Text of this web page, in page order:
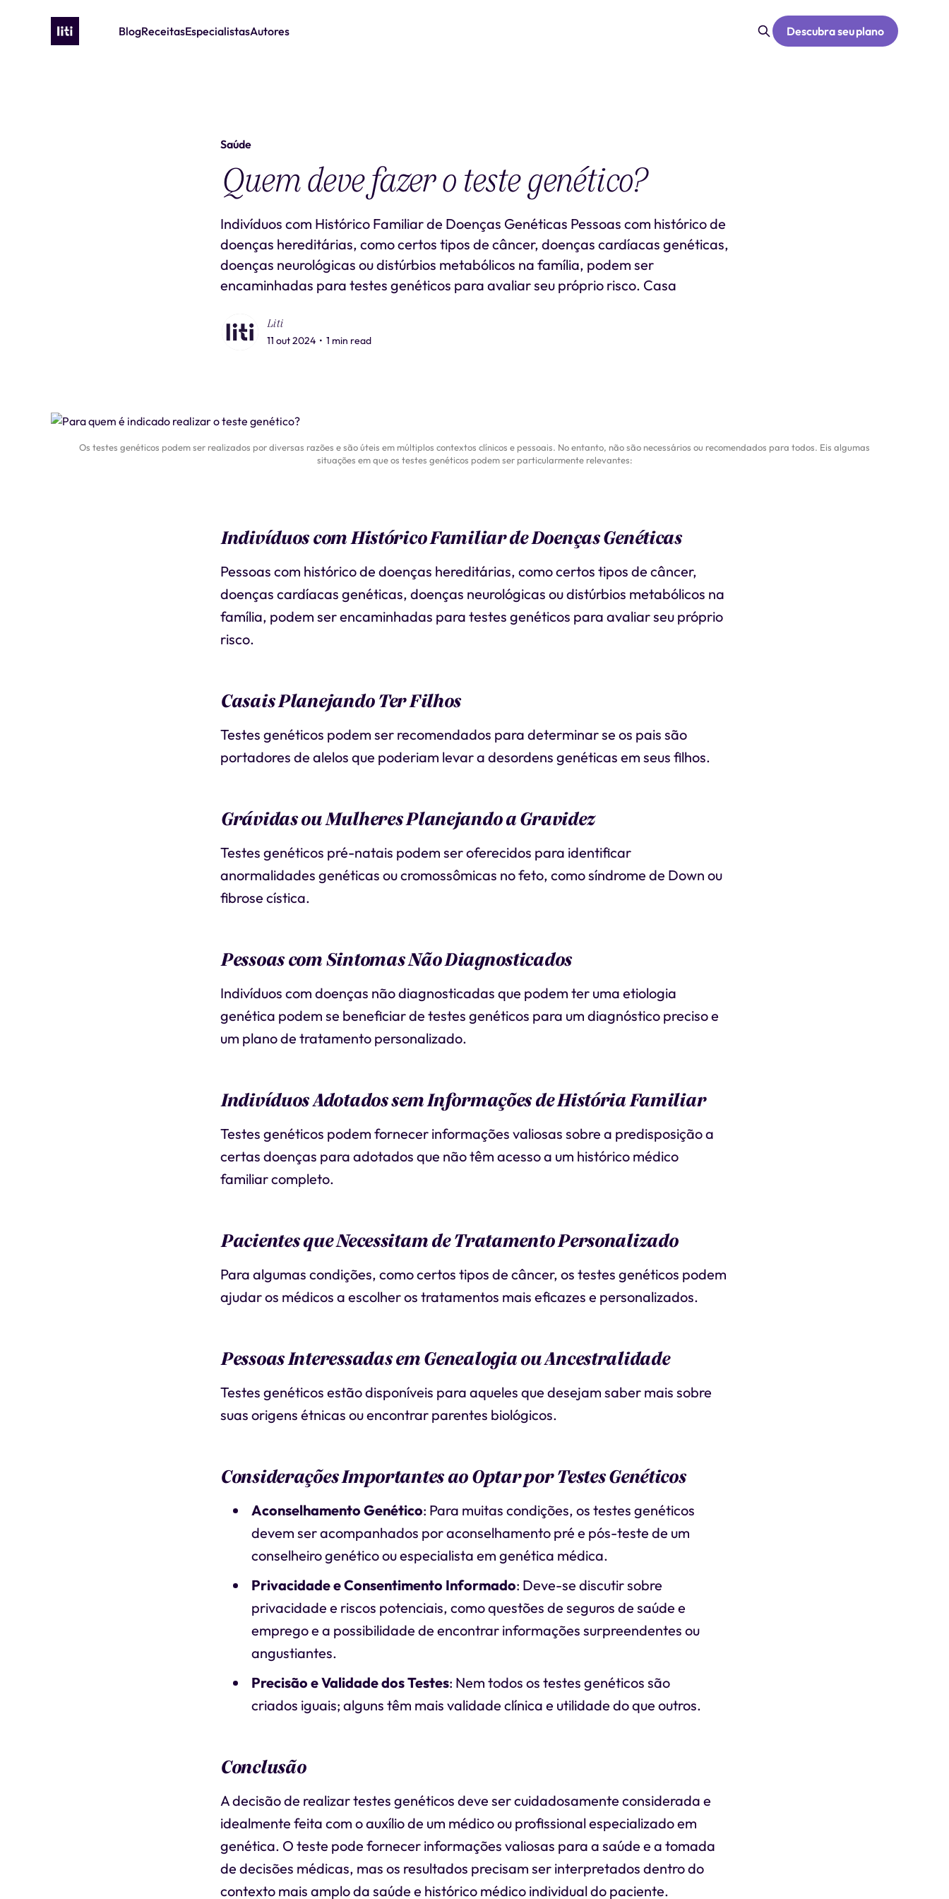
BlogReceitasEspecialistasAutores Descubra seu plano
Saúde
Quem deve fazer o teste genético?
Indivíduos com Histórico Familiar de Doenças Genéticas Pessoas com histórico de
doenças hereditárias, como certos tipos de câncer, doenças cardíacas genéticas,
doenças neurológicas ou distúrbios metabólicos na família, podem ser
encaminhadas para testes genéticos para avaliar seu próprio risco. Casa
Liti
11 out 2024 • 1 min read
Os testes genéticos podem ser realizados por diversas razões e são úteis em múltiplos contextos clínicos e pessoais. No entanto, não são necessários ou recomendados para todos. Eis algumas
situações em que os testes genéticos podem ser particularmente relevantes:
Indivíduos com Histórico Familiar de Doenças Genéticas
Pessoas com histórico de doenças hereditárias, como certos tipos de câncer,
doenças cardíacas genéticas, doenças neurológicas ou distúrbios metabólicos na
família, podem ser encaminhadas para testes genéticos para avaliar seu próprio
risco.
Casais Planejando Ter Filhos
Testes genéticos podem ser recomendados para determinar se os pais são
portadores de alelos que poderiam levar a desordens genéticas em seus filhos.
Grávidas ou Mulheres Planejando a Gravidez
Testes genéticos pré-natais podem ser oferecidos para identificar
anormalidades genéticas ou cromossômicas no feto, como síndrome de Down ou
fibrose cística.
Pessoas com Sintomas Não Diagnosticados
Indivíduos com doenças não diagnosticadas que podem ter uma etiologia
genética podem se beneficiar de testes genéticos para um diagnóstico preciso e
um plano de tratamento personalizado.
Indivíduos Adotados sem Informações de História Familiar
Testes genéticos podem fornecer informações valiosas sobre a predisposição a
certas doenças para adotados que não têm acesso a um histórico médico
familiar completo.
Pacientes que Necessitam de Tratamento Personalizado
Para algumas condições, como certos tipos de câncer, os testes genéticos podem
ajudar os médicos a escolher os tratamentos mais eficazes e personalizados.
Pessoas Interessadas em Genealogia ou Ancestralidade
Testes genéticos estão disponíveis para aqueles que desejam saber mais sobre
suas origens étnicas ou encontrar parentes biológicos.
Considerações Importantes ao Optar por Testes Genéticos
Aconselhamento Genético: Para muitas condições, os testes genéticos
devem ser acompanhados por aconselhamento pré e pós-teste de um
conselheiro genético ou especialista em genética médica.
Privacidade e Consentimento Informado: Deve-se discutir sobre
privacidade e riscos potenciais, como questões de seguros de saúde e
emprego e a possibilidade de encontrar informações surpreendentes ou
angustiantes.
Precisão e Validade dos Testes: Nem todos os testes genéticos são
criados iguais; alguns têm mais validade clínica e utilidade do que outros.
Conclusão
A decisão de realizar testes genéticos deve ser cuidadosamente considerada e
idealmente feita com o auxílio de um médico ou profissional especializado em
genética. O teste pode fornecer informações valiosas para a saúde e a tomada
de decisões médicas, mas os resultados precisam ser interpretados dentro do
contexto mais amplo da saúde e histórico médico individual do paciente.